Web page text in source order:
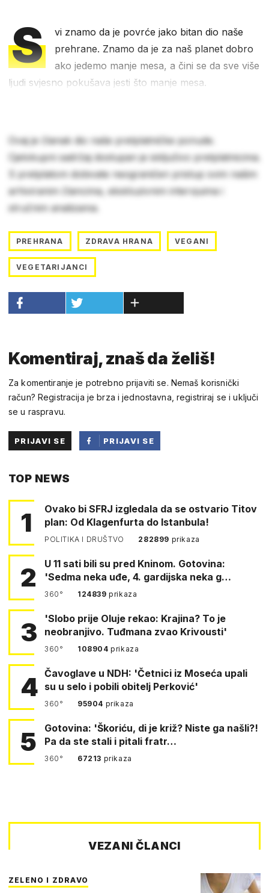
S
vi znamo da je povrće jako bitan dio naše
prehrane. Znamo da je za naš planet dobro
ako jedemo manje mesa, a čini se da sve više
ljudi svjesno pokušava jesti što manje mesa.
Ovaj je članak dio naše pretplatničke ponude.
Cjelokupni sadržaj dostupan je isključivo pretplatnicima.
S pretplatom dobivate neograničen pristup svim našim
arhiviranim člancima, ekskluzivnim intervjuima i
stručnim analizama.
PREHRANA ZDRAVA HRANA VEGANI
VEGETARIJANCI
Komentiraj, znaš da želiš!
Za komentiranje je potrebno prijaviti se. Nemaš korisnički
račun? Registracija je brza i jednostavna, registriraj se i uključi
se u raspravu.
PRIJAVI SE
PRIJAVI SE
TOP NEWS
1
Ovako bi SFRJ izgledala da se ostvario Titov
plan: Od Klagenfurta do Istanbula!
POLITIKA I DRUŠTVO 282899 prikaza
2
U 11 sati bili su pred Kninom. Gotovina:
'Sedma neka uđe, 4. gardijska neka g…
360° 124839prikaza
3
'Slobo prije Oluje rekao: Krajina? To je
neobranjivo. Tuđmana zvao Krivousti'
360° 108904prikaza
4 Čavoglave u NDH: 'Četnici iz Moseća upali
su u selo i pobili obitelj Perković'
360° 95904 prikaza
5
Gotovina: 'Škoriću, di je križ? Niste ga našli?!
Pa da ste stali i pitali fratr…
360° 67213 prikaza
VEZANI ČLANCI
ZELENO I ZDRAVO